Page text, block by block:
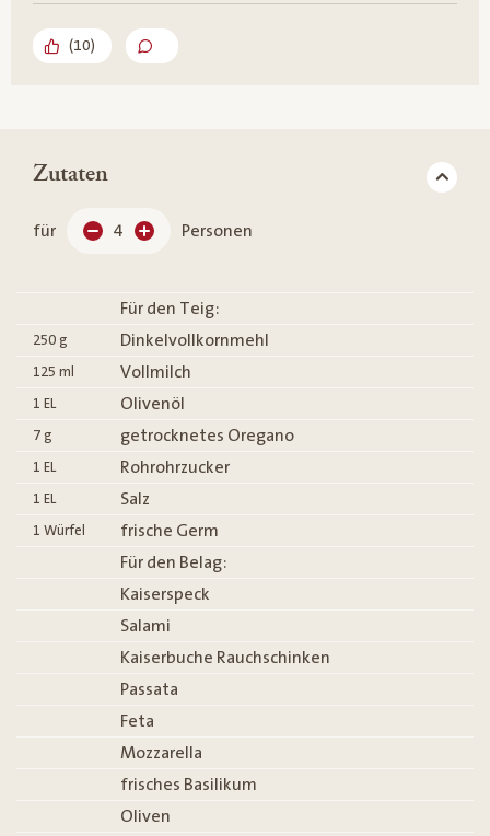
(10)
Zutaten
für 4 Personen
Für den Teig:
250 g Dinkelvollkornmehl
125 ml Vollmilch
1 EL Olivenöl
7 g getrocknetes Oregano
1 EL Rohrohrzucker
1 EL Salz
1 Würfel
frische Germ
Für den Belag:
Kaiserspeck
Salami
Kaiserbuche Rauchschinken
Passata
Feta
Mozzarella
frisches Basilikum
Oliven